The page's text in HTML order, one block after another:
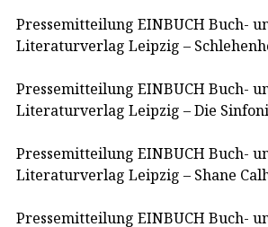
Pressemitteilung EINBUCH Buch-
Literaturverlag Leipzig –
Pressemitteilung EINBUCH Buch-
Literaturverlag Leipzig – Die
Pressemitteilung EINBUCH Buch-
Literaturverlag Leipzig – Shane
Pressemitteilung EINBUCH Buch-